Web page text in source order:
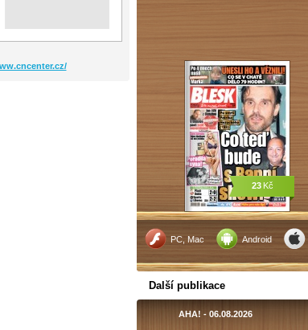
PC, Mac Android
23Kč
Další publikace
AHA! - 06.08.2026